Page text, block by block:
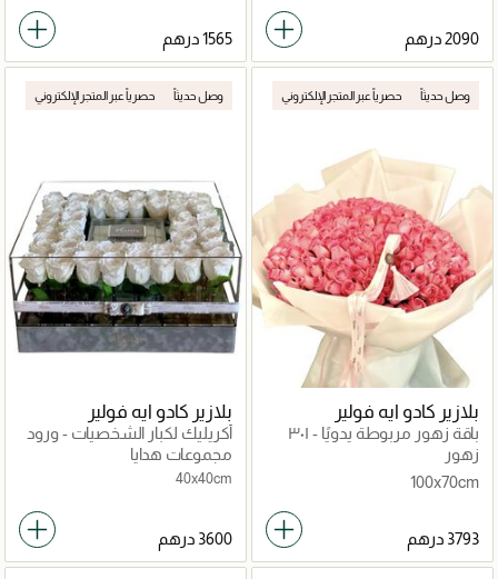
وصل حديثاً حصرياً عبر المتجر الإلكتروني
بلازير كادو ايه فولير
باقة زهور مربوطة يدويًا - ٣٠١
وردة وردية
زهور
100x70cm
وصل حديثاً حصرياً عبر المتجر الإلكتروني
بلازير كادو ايه فولير
أكريليك لكبار الشخصيات - ورود
طازجة وشوكولاتة
مجموعات هدايا
40x40cm